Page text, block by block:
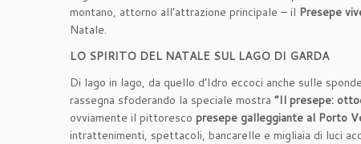
montano, attorno all’attrazione principale – il Presepe
Natale.
LO SPIRITO DEL NATALE SUL LAGO DI GARDA
Di lago in lago, da quello d’Idro eccoci anche sulle
rassegna sfoderando la speciale mostra “Il presepe:
ovviamente il pittoresco presepe galleggiante al Porto
intrattenimenti, spettacoli, bancarelle e migliaia di luci